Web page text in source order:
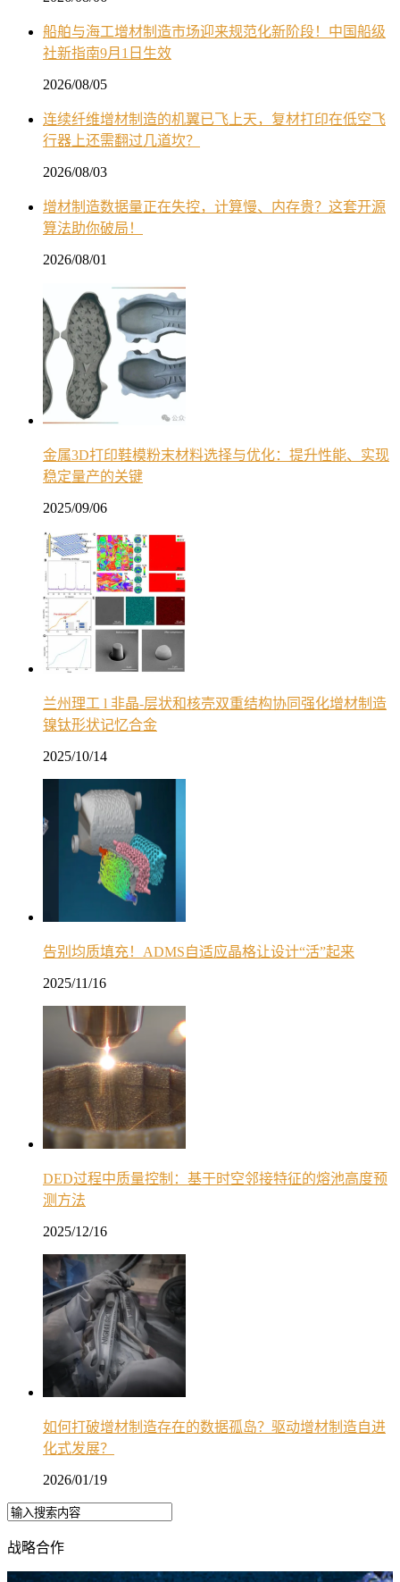
船舶与海工增材制造市场迎来规范化新阶段！中国船级
社新指南9月1日生效
2026/08/05
连续纤维增材制造的机翼已飞上天，复材打印在低空飞
行器上还需翻过几道坎？
2026/08/03
增材制造数据量正在失控，计算慢、内存贵？这套开源
算法助你破局！
2026/08/01
金属3D打印鞋模粉末材料选择与优化：提升性能、实现
稳定量产的关键
2025/09/06
兰州理工 l 非晶-层状和核壳双重结构协同强化增材制造
镍钛形状记忆合金
2025/10/14
告别均质填充！ADMS自适应晶格让设计“活”起来
2025/11/16
DED过程中质量控制：基于时空邻接特征的熔池高度预
测方法
2025/12/16
如何打破增材制造存在的数据孤岛？驱动增材制造自进
化式发展？
2026/01/19
战略合作